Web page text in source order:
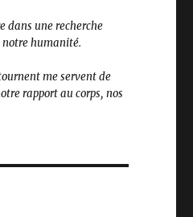
dans une recherche
humanité.
me servent de
rapport au corps, nos